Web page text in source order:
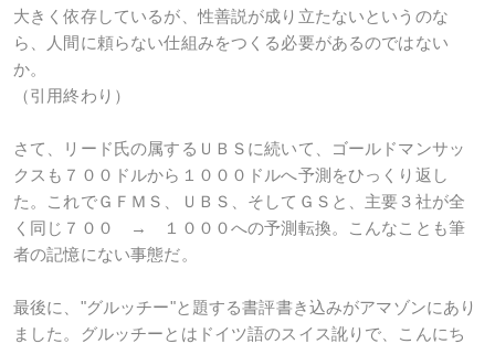
大きく依存しているが、性善説が成り立たないというのな
ら、人間に頼らない仕組みをつくる必要があるのではない
か。
（引用終わり）
さて、リード氏の属するＵＢＳに続いて、ゴールドマンサッ
クスも７００ドルから１０００ドルへ予測をひっくり返し
た。これでＧＦＭＳ、ＵＢＳ、そしてＧＳと、主要３社が全
く同じ７００ → １０００への予測転換。こんなことも筆
者の記憶にない事態だ。
最後に、"グルッチー"と題する書評書き込みがアマゾンにあり
ました。グルッチーとはドイツ語のスイス訛りで、こんにち